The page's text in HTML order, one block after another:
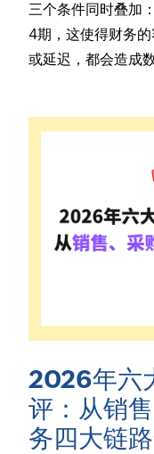
三个条件同时叠加
4期，这使得财务
或延迟，都会造成
2026年六
评：从销
务四大链